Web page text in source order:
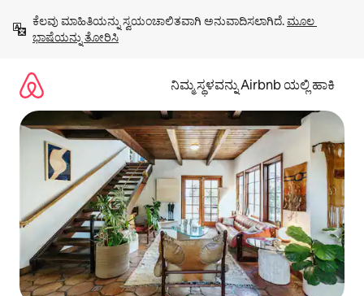
ಹೋಗಿ
ಕೆಲವು ಮಾಹಿತಿಯನ್ನು ಸ್ವಯಂಚಾಲಿತವಾಗಿ ಅನುವಾದಿಸಲಾಗಿದೆ. ಮೂಲ
ಭಾಷೆಯನ್ನು ತೋರಿಸಿ
ನಿಮ್ಮ ಸ್ಥಳವನ್ನು Airbnb ಯಲ್ಲಿ ಹಾಕಿ